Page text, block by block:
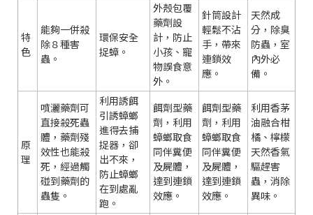
特
色
能夠一併殺
除８種害
蟲。
環保安全
捉蟑。
外殼包覆
藥劑設
計，防止
小孩、寵
物誤食意
外。
針筒設計
輕鬆不沾
手，帶來
連鎖效
應。
天然成
分，除臭
防蟲，室
內外必
備。
原
理
噴灑藥劑可
直接殺死蟲
體，藥劑殘
效性也能殺
死，經過觸
碰到藥劑的
蟲隻。
利用誘餌
引誘蟑螂
進得去捕
捉器，卻
出不來，
防止蟑螂
在到處亂
跑。
餌劑型藥
劑，利用
蟑螂取食
同伴糞便
及屍體，
達到連鎖
效應。
餌劑型藥
劑，利用
蟑螂取食
同伴糞便
及屍體，
達到連鎖
效應。
利用香茅
油融合柑
橘、檸檬
天然香氣
驅趕害
蟲，消除
異味。